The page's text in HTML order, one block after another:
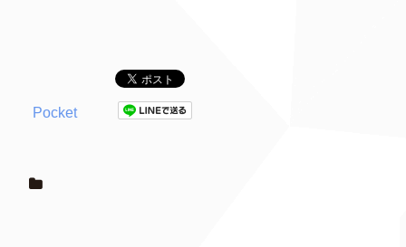
Pocket